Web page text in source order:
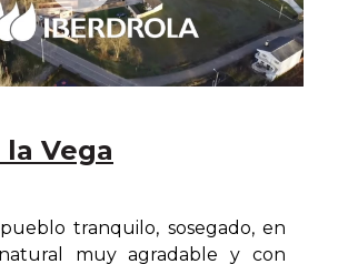
Vega
tranquilo, sosegado, en
muy agradable y con